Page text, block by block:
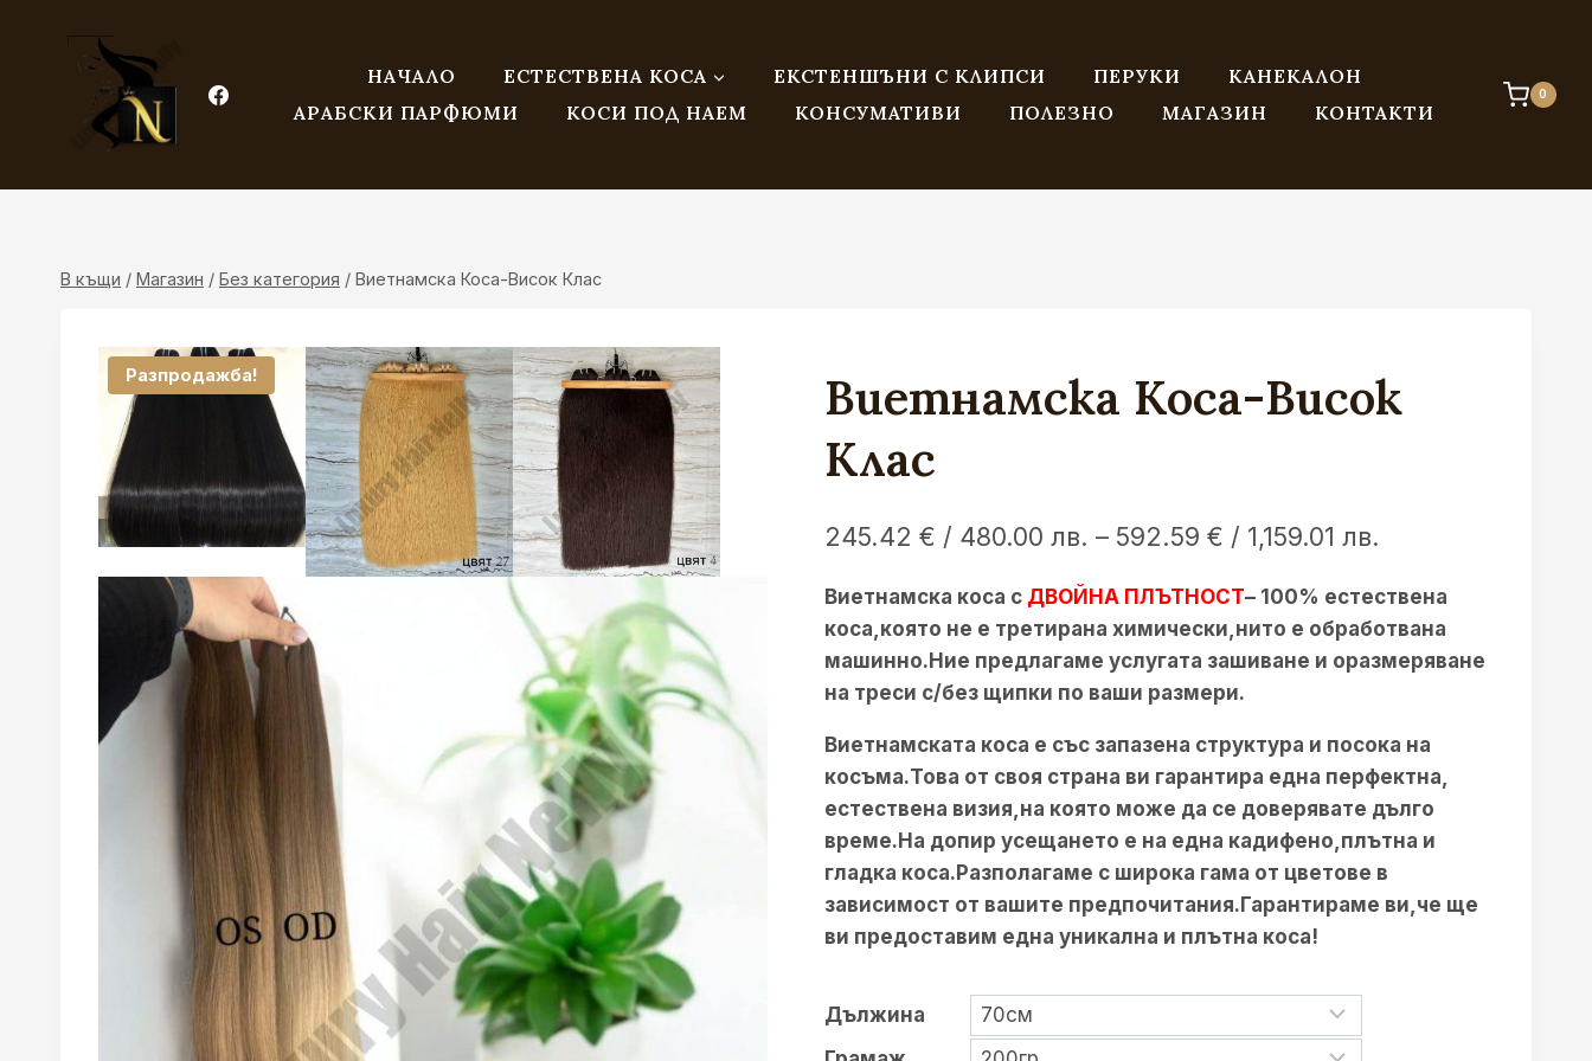
съдържанието
НАЧАЛО
ЕСТЕСТВЕНА КОСА ЕКСТЕНШЪНИ С КЛИПСИ ПЕРУКИ
КАНЕКАЛОН
АРАБСКИ ПАРФЮМИ
КОСИ ПОД НАЕМ КОНСУМАТИВИ ПОЛЕЗНО МАГАЗИН КОНТАКТИ
0
В къщи / Магазин / Без категория / Виетнамска Коса-Висок Клас
Разпродажба!
Виетнамска Коса-Висок
Клас
245.42 € / 480.00 лв. – 592.59 € / 1,159.01 лв.
/
through
592.59 €
/
1,159.01 лв.
Виетнамска коса с ДВОЙНА ПЛЪТНОСТ– 100% естествена
коса,която не е третирана химически,нито е обработвана
машинно.Ние предлагаме услугата зашиване и оразмеряване
на треси с/без щипки по ваши размери.
Виетнамската коса е със запазена структура и посока на
косъма.Това от своя страна ви гарантира една перфектна,
естествена визия,на която може да се доверявате дълго
време.На допир усещането е на една кадифено,плътна и
гладка коса.Разполагаме с широка гама от цветове в
зависимост от вашите предпочитания.Гарантираме ви,че ще
ви предоставим една уникална и плътна коса!
Дължина